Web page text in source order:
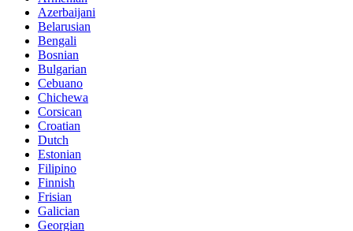
Azerbaijani
Belarusian
Bengali
Bosnian
Bulgarian
Cebuano
Chichewa
Corsican
Croatian
Dutch
Estonian
Filipino
Finnish
Frisian
Galician
Georgian